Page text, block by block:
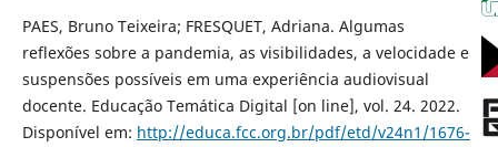
PAES, Bruno Teixeira; FRESQUET, Adriana. Algumas
reflexões sobre a pandemia, as visibilidades, a velocidade e
suspensões possíveis em uma experiência audiovisual
docente. Educação Temática Digital [on line], vol. 24. 2022.
Disponível em: http://educa.fcc.org.br/pdf/etd/v24n1/1676-